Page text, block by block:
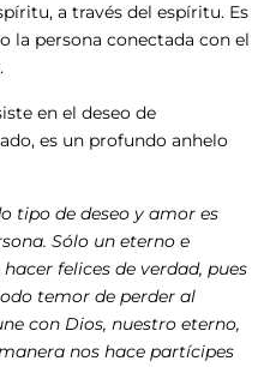
a través del espíritu. Es
la persona conectada con el
en el deseo de
es un profundo anhelo
tipo de deseo y amor es
Sólo un eterno e
felices de verdad, pues
temor de perder al
con Dios, nuestro eterno,
nos hace partícipes